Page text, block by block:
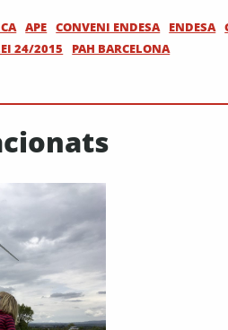
APE CONVENI ENDESA ENDESA
24/2015
PAH BARCELONA